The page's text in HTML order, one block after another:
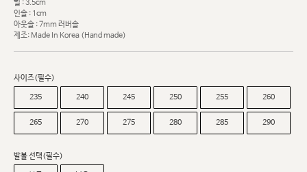
힐 : 3.5cm
인솔 : 1cm
아웃솔 : 7mm 러버솔
제조: Made In Korea (Hand made)
사이즈(필수)
235 240 245 250 255 260
265 270 275 280 285 290
발볼 선택(필수)